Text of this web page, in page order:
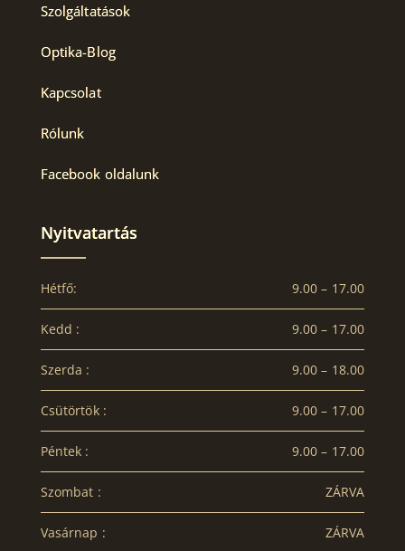
Szolgáltatások
Optika-Blog
Kapcsolat
Rólunk
Facebook oldalunk
Nyitvatartás
Hétfő: 9.00 – 17.00
Kedd : 9.00 – 17.00
Szerda : 9.00 – 18.00
Csütörtök : 9.00 – 17.00
Péntek : 9.00 – 17.00
Szombat : ZÁRVA
Vasárnap : ZÁRVA